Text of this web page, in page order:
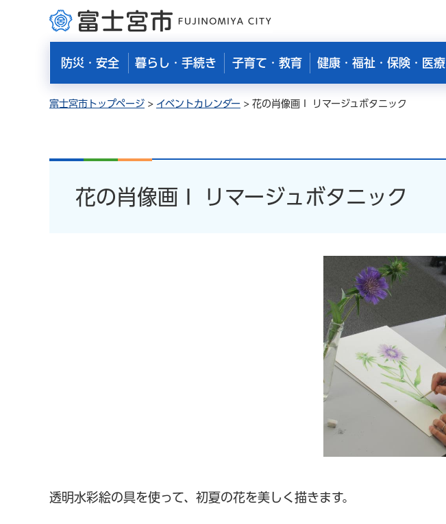
富士宮市
防災・安全 暮らし・手続き 子育て・教育 健康・福祉・保険・医療
富士宮市トップページ > イベントカレンダー > 花の肖像画Ⅰ リマージュボタニック
花の肖像画Ⅰ リマージュボタニック
透明水彩絵の具を使って、初夏の花を美しく描きます。